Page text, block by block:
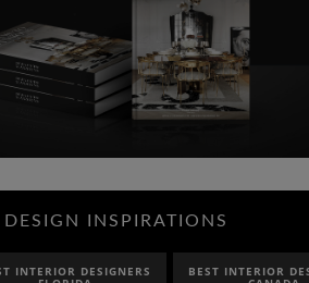
DESIGN INSPIRATIONS
BEST INTERIOR DESIGNERS BEST